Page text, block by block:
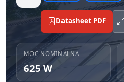
Datasheet PDF
MOC NOMINALNA
625 W